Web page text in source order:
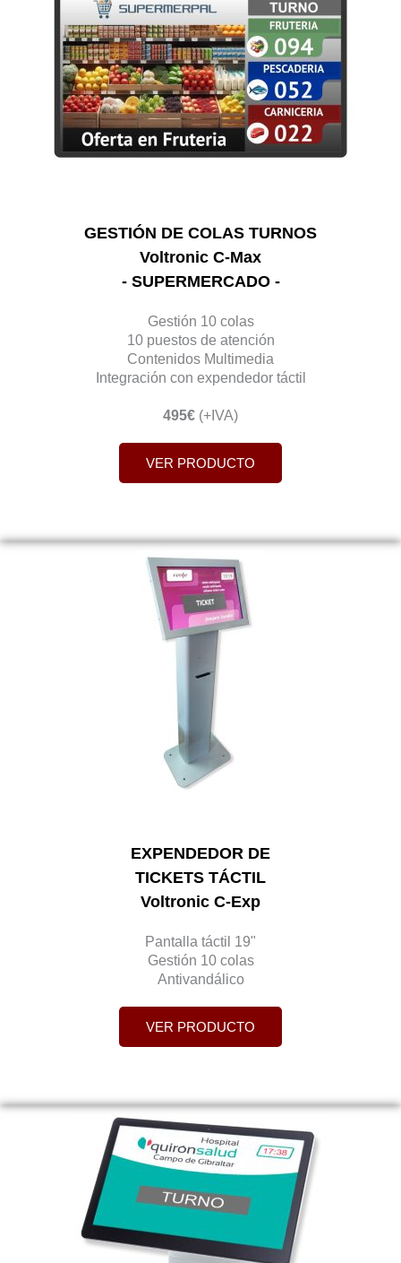
GESTIÓN DE COLAS TURNOS
Voltronic C-Max
- SUPERMERCADO -
Gestión 10 colas
10 puestos de atención
Contenidos Multimedia
Integración con expendedor táctil
495€ (+IVA)
VER PRODUCTO
EXPENDEDOR DE
TICKETS TÁCTIL
Voltronic C-Exp
Pantalla táctil 19"
Gestión 10 colas
Antivandálico
VER PRODUCTO